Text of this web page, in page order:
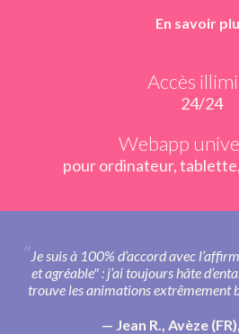
En savoir
Accès
24/24
Webapp
pour ordinateur,
Je suis à 100% d’accord avec
et agréable" : j’ai toujours hâte
trouve les animations extrêmement
Jean R., Avèze